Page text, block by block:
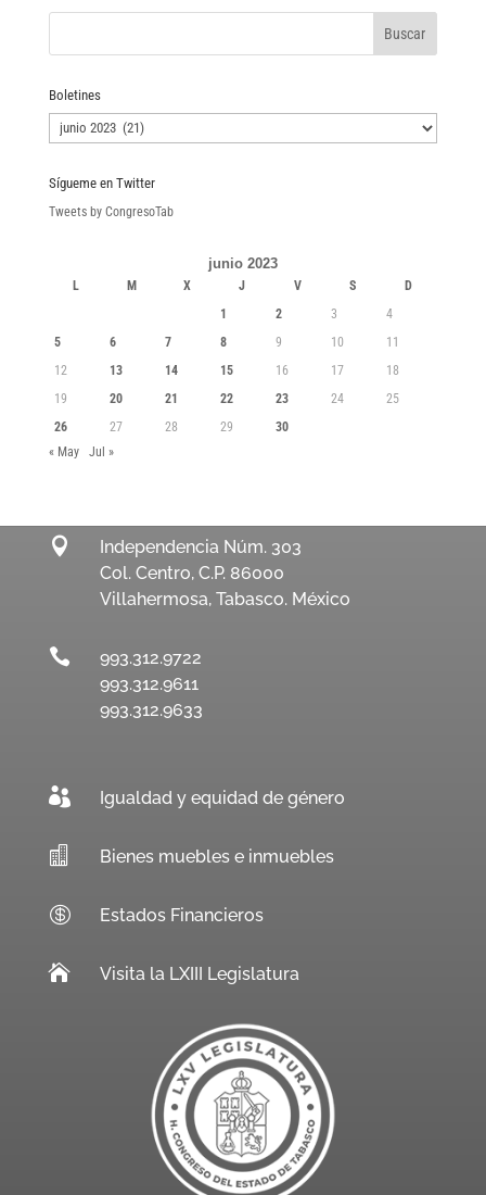
Boletines
Boletines
Sígueme en Twitter
Tweets by CongresoTab
junio 2023
L M X J V S
D
1
2 3
4
5
6 7 8 9 10
11
12
13 14 15 16 17
18
19
20 21 22 23 24
25
26
27 28 29
30
« May
Jul »

Independencia Núm. 303
Col. Centro, C.P. 86000
Villahermosa, Tabasco. México

993.312.9722
993.312.9611
993.312.9633
 Igualdad y equidad de género
 Bienes muebles e inmuebles
 Estados Financieros
 Visita la LXIII Legislatura